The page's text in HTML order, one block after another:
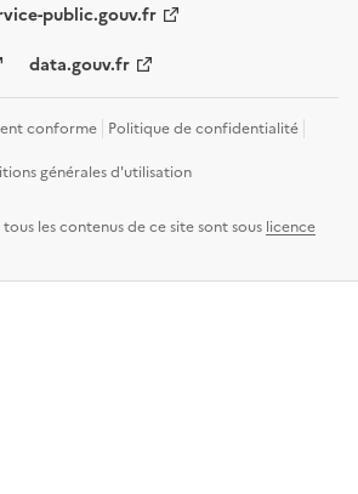
public.gouv.fr
data.gouv.fr
conforme Politique de confidentialité
générales d'utilisation
les contenus de ce site sont sous licence